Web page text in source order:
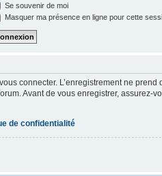
Se souvenir de moi
Masquer ma présence en ligne pour cette
connecter. L’enregistrement ne
Avant de vous enregistrer, assurez-
de confidentialité